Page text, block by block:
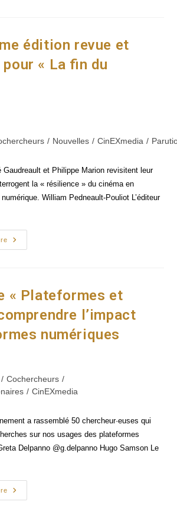
Cinéma
De
Ouayda
édition revue et
« La fin du
/ Nouvelles / CinEXmedia /
Gaudreault et Philippe Marion revisitent leur
la « résilience » du cinéma en
William Pedneault-Pouliot L’éditeur
Une
Deuxième
Pour
« La
Du
Cinéma ? »
« Plateformes et
l’impact
numériques
/ Cochercheurs /
/ CinEXmedia
a rassemblé 50 chercheur·euses qui
sur nos usages des plateformes
Delpanno @g.delpanno Hugo Samson Le
Le
Colloque